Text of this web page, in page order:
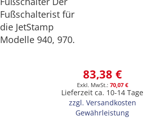
Fußschalterist für
die JetStamp
Modelle 940, 970.
83,38 €
70,07 €
Lieferzeit ca. 10-14 Tage
zzgl. Versandkosten
Gewährleistung